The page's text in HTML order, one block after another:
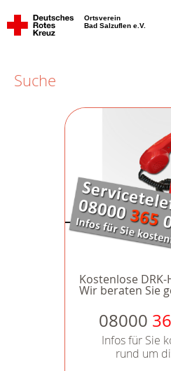
Ortsverein
Bad Salzuflen e.V.
Suche
Kostenlose
Wir beraten Sie
08000
Infos für Sie
rund um